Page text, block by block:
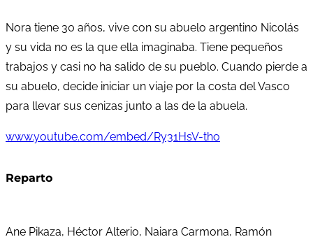
Nora tiene 30 años, vive con su abuelo argentino Nicolás
y su vida no es la que ella imaginaba. Tiene pequeños
trabajos y casi no ha salido de su pueblo. Cuando pierde a
su abuelo, decide iniciar un viaje por la costa del Vasco
para llevar sus cenizas junto a las de la abuela.
www.youtube.com/embed/Ry31HsV-tho
Reparto
Ane Pikaza, Héctor Alterio, Naiara Carmona, Ramón